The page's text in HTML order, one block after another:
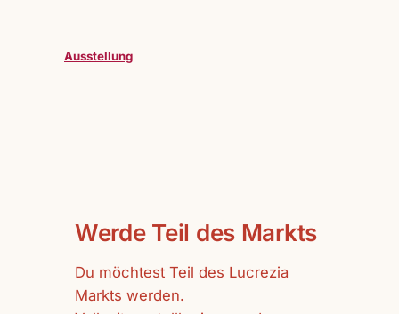
Ausstellung
Werde Teil des Markts
Du möchtest Teil des Lucrezia
Markts werden.